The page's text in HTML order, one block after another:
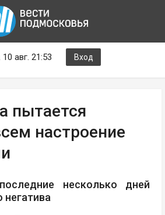
авг. 21:53 Вход
пытается
настроение
несколько дней